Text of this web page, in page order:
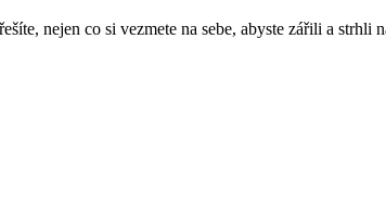
nejen co si vezmete na sebe, abyste zářili a